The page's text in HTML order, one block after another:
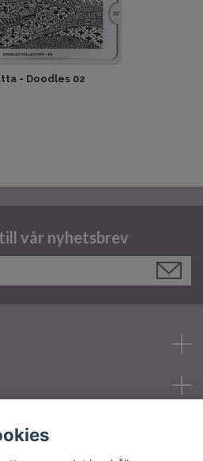
- Doodles 02
vår nyhetsbrev